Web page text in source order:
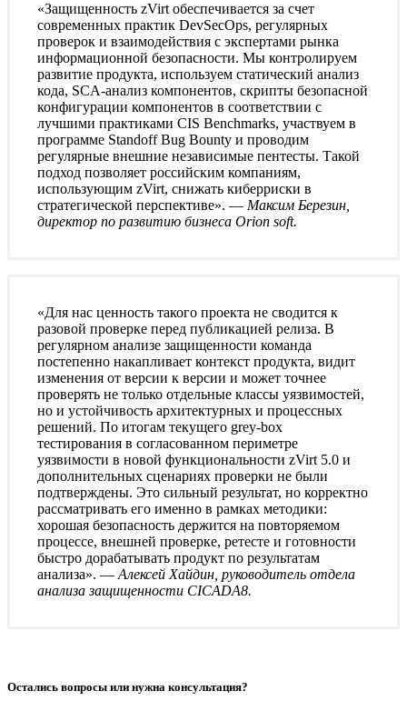
«Защищенность zVirt обеспечивается за счет
современных практик DevSecOps, регулярных
проверок и взаимодействия с экспертами рынка
информационной безопасности. Мы контролируем
развитие продукта, используем статический анализ
кода, SCA-анализ компонентов, скрипты безопасной
конфигурации компонентов в соответствии с
лучшими практиками CIS Benchmarks, участвуем в
программе Standoff Bug Bounty и проводим
регулярные внешние независимые пентесты. Такой
подход позволяет российским компаниям,
использующим zVirt, снижать киберриски в
стратегической перспективе». — Максим Березин,
директор по развитию бизнеса Orion soft.
«Для нас ценность такого проекта не сводится к
разовой проверке перед публикацией релиза. В
регулярном анализе защищенности команда
постепенно накапливает контекст продукта, видит
изменения от версии к версии и может точнее
проверять не только отдельные классы уязвимостей,
но и устойчивость архитектурных и процессных
решений. По итогам текущего grey-box
тестирования в согласованном периметре
уязвимости в новой функциональности zVirt 5.0 и
дополнительных сценариях проверки не были
подтверждены. Это сильный результат, но корректно
рассматривать его именно в рамках методики:
хорошая безопасность держится на повторяемом
процессе, внешней проверке, ретесте и готовности
быстро дорабатывать продукт по результатам
анализа». — Алексей Хайдин, руководитель отдела
анализа защищенности CICADA8.
Остались вопросы или нужна консультация?